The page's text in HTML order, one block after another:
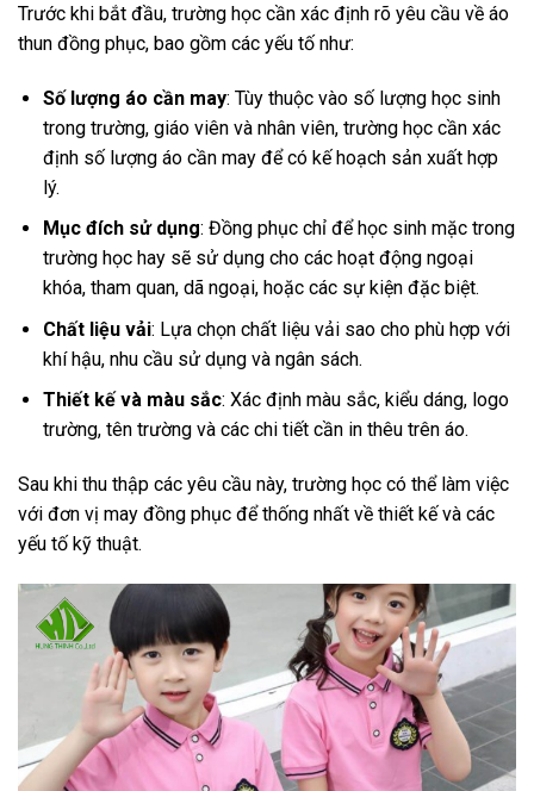
Trước khi bắt đầu, trường học cần xác định rõ yêu cầu về áo
thun đồng phục, bao gồm các yếu tố như:
Số lượng áo cần may: Tùy thuộc vào số lượng học sinh
trong trường, giáo viên và nhân viên, trường học cần xác
định số lượng áo cần may để có kế hoạch sản xuất hợp
lý.
Mục đích sử dụng: Đồng phục chỉ để học sinh mặc trong
trường học hay sẽ sử dụng cho các hoạt động ngoại
khóa, tham quan, dã ngoại, hoặc các sự kiện đặc biệt.
Chất liệu vải: Lựa chọn chất liệu vải sao cho phù hợp với
khí hậu, nhu cầu sử dụng và ngân sách.
Thiết kế và màu sắc: Xác định màu sắc, kiểu dáng, logo
trường, tên trường và các chi tiết cần in thêu trên áo.
Sau khi thu thập các yêu cầu này, trường học có thể làm việc
với đơn vị may đồng phục để thống nhất về thiết kế và các
yếu tố kỹ thuật.